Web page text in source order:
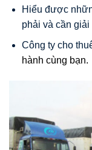
Hiểu được
phải và cần giải
Công ty cho
hành cùng bạn.